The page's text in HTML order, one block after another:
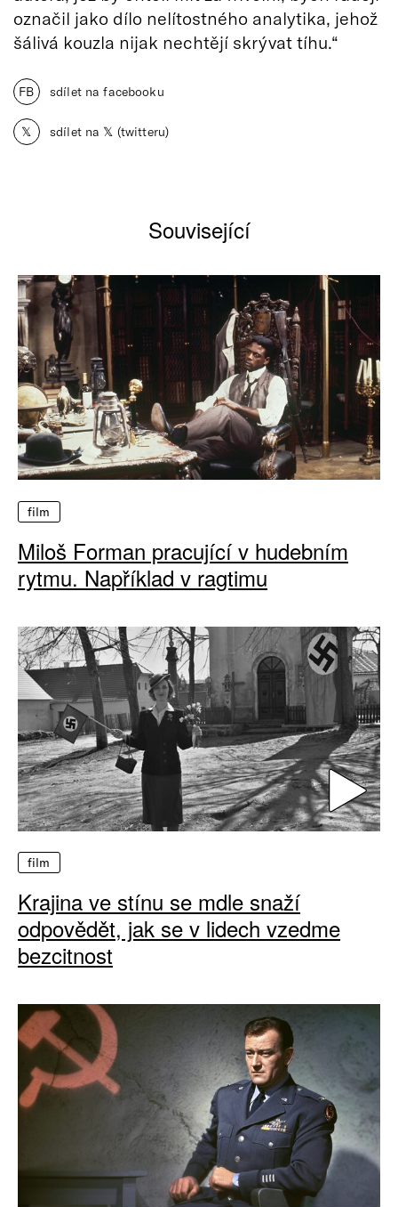
označil jako dílo nelítostného analytika, jehož
šálivá kouzla nijak nechtějí skrývat tíhu.“
FB sdílet na facebooku
𝕏 sdílet na 𝕏 (twitteru)
Související
film
Miloš Forman pracující v hudebním
rytmu. Například v ragtimu
film
Krajina ve stínu se mdle snaží
odpovědět, jak se v lidech vzedme
bezcitnost